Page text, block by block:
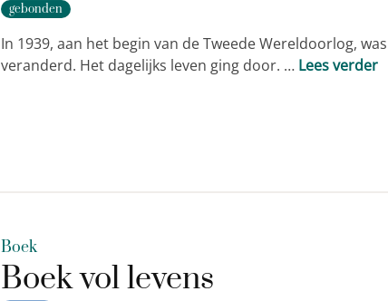
gebonden
In 1939, aan het begin van de Tweede Wereldoorlog,
veranderd. Het dagelijks leven ging door. … Lees verder
Boek
Boek vol levens